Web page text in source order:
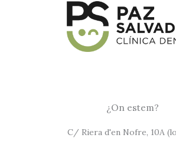
¿On estem?
C/ Riera d'en Nofre, 10A